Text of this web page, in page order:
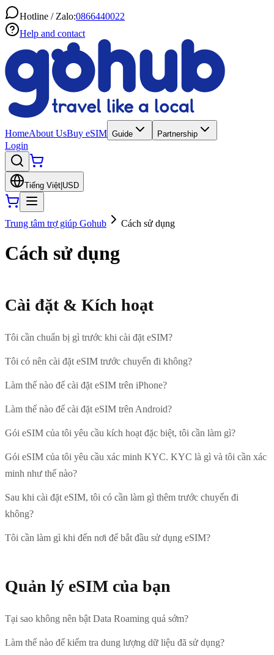
Hotline / Zalo:0866440022
Help and contact
HomeAbout UsBuy eSIM Guide Partnership
Login
Tiếng Việt USD
Trung tâm trợ giúp Gohub Cách sử dụng
Cách sử dụng
Cài đặt & Kích hoạt
Tôi cần chuẩn bị gì trước khi cài đặt eSIM?
Tôi có nên cài đặt eSIM trước chuyến đi không?
Làm thế nào để cài đặt eSIM trên iPhone?
Làm thế nào để cài đặt eSIM trên Android?
Gói eSIM của tôi yêu cầu kích hoạt đặc biệt, tôi cần làm gì?
Gói eSIM của tôi yêu cầu xác minh KYC. KYC là gì và tôi cần xác
minh như thế nào?
Sau khi cài đặt eSIM, tôi có cần làm gì thêm trước chuyến đi
không?
Tôi cần làm gì khi đến nơi để bắt đầu sử dụng eSIM?
Quản lý eSIM của bạn
Tại sao không nên bật Data Roaming quá sớm?
Làm thế nào để kiểm tra dung lượng dữ liệu đã sử dụng?